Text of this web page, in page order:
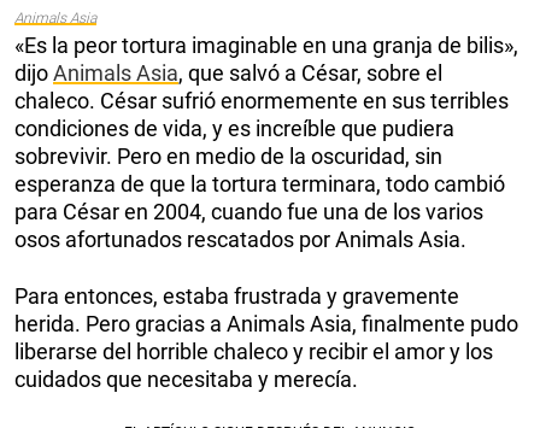
Animals Asia
«Es la peor tortura imaginable en una granja de bilis»,
dijoAnimals Asia, que salvó a César, sobre el
chaleco. César sufrió enormemente en sus terribles
condiciones de vida, y es increíble que pudiera
sobrevivir. Pero en medio de la oscuridad, sin
esperanza de que la tortura terminara, todo cambió
para César en 2004, cuando fue una de los varios
osos afortunados rescatados por Animals Asia.
Para entonces, estaba frustrada y gravemente
herida. Pero gracias a Animals Asia, finalmente pudo
liberarse del horrible chaleco y recibir el amor y los
cuidados que necesitaba y merecía.